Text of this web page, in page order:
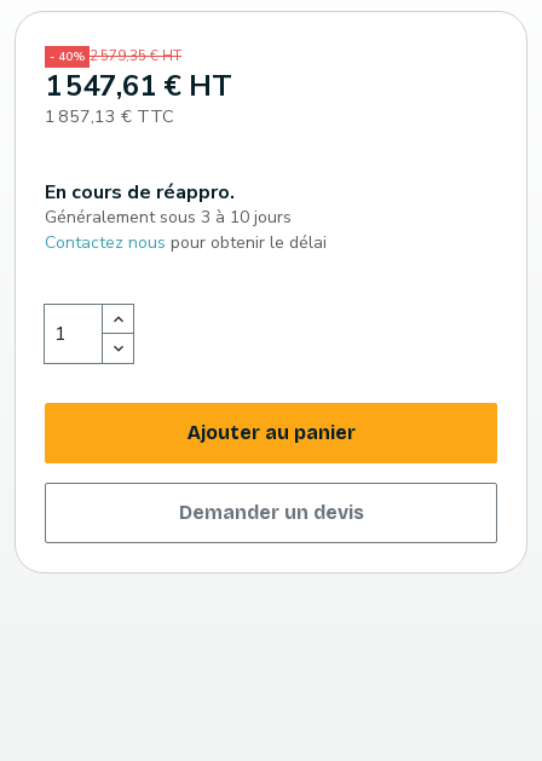
- 40% 2 579,35 € HT
1 547,61 € HT
1 857,13 € TTC
En cours de réappro.
Généralement sous 3 à 10 jours
Contactez nous pour obtenir le délai
Ajouter au panier
Demander un devis